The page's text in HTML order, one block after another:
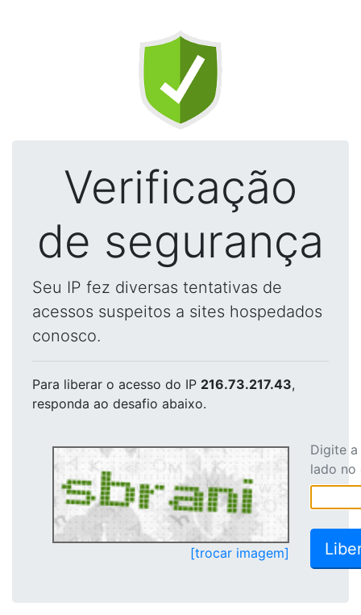
Verificação
de segurança
Seu IP fez diversas tentativas de
acessos suspeitos a sites hospedados
conosco.
Para liberar o acesso do IP 216.73.217.43,
responda ao desafio abaixo.
[trocar imagem]
Digite
lado no